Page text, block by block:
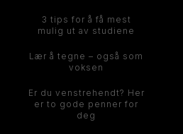
3 tips for å få mest
mulig ut av studiene
Lær å tegne – også som
voksen
Er du venstrehendt? Her
er to gode penner for
deg